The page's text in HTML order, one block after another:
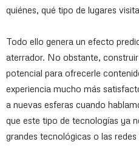
quiénes, qué tipo de lugares
Todo ello genera un efecto
aterrador. No obstante,
potencial para ofrecerle
experiencia mucho más
a nuevas esferas cuando
que este tipo de tecnologías ya
grandes tecnológicas o las redes